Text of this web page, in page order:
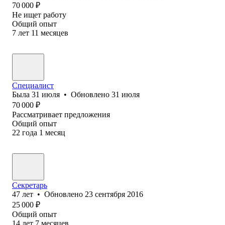
70 000 ₽
Не ищет работу
Общий опыт
7 лет 11 месяцев
Специалист
Была 31 июля • Обновлено 31 июля
70 000 ₽
Рассматривает предложения
Общий опыт
22 года 1 месяц
Секретарь
47 лет • Обновлено 23 сентября 2016
25 000 ₽
Общий опыт
14 лет 7 месяцев